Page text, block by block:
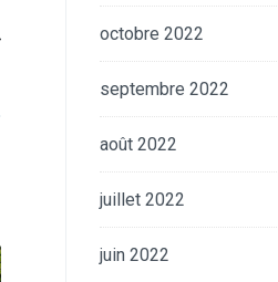
octobre 2022
septembre 2022
août 2022
juillet 2022
juin 2022